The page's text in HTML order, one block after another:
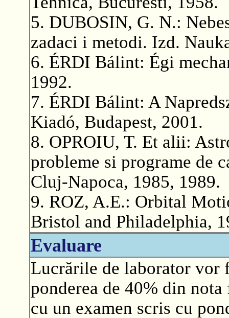
5. DUBOSIN, G. N.:
zadaci i metodi. Izd.
6. ÉRDI Bálint: Égi
1992.
7. ÉRDI Bálint: A
Kiadó, Budapest, 2001.
8. OPROIU, T. Et alii:
probleme si programe de
Cluj-Napoca, 1985, 1989.
9. ROZ, A.E.: Orbital
Bristol and Philadelphia,
Evaluare
Lucrările de laborator vor
ponderea de 40% din
cu un examen scris cu